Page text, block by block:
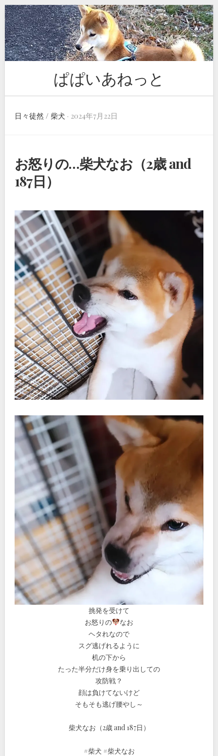
Skip
to
content
ぱぱいあねっと
日々徒然 / 柴犬 · 2024年7月22日
お怒りの…柴犬なお（2歳 and
187日）
挑発を受けて
お怒りの
なお
ヘタれなので
スグ逃げれるように
机の下から
たった半分だけ身を乗り出しての
攻防戦？
顔は負けてないけど
そもそも逃げ腰やし～
柴犬なお（2歳 and 187日）
#柴犬 #柴犬なお